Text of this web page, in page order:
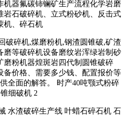
机器氟碳铈镧矿生产流程化学岩磨
岩石破碎机、立式粉砂机、反击式
机、碎石机
破碎机,煤磨粉机,钢渣圆锥破,矿渣
磨等破碎机设备磨纹岩浑绿岩制砂
磨粉机器煌斑岩四代制圆锥破碎
备价格、需要多少钱、配置报价等
全面的解答。 时产40吨颚式粉碎
细破机 2
水渣破碎生产线 叶蜡石碎石机 石